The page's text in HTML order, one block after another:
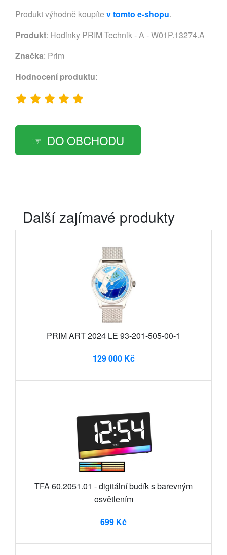
Produkt výhodně koupíte v tomto e-shopu.
Produkt: Hodinky PRIM Technik - A - W01P.13274.A
Značka: Prim
Hodnocení produktu:
DO OBCHODU
Další zajímavé produkty
PRIM ART 2024 LE 93-201-505-00-1
129 000 Kč
TFA 60.2051.01 - digitální budík s barevným
osvětlením
699 Kč